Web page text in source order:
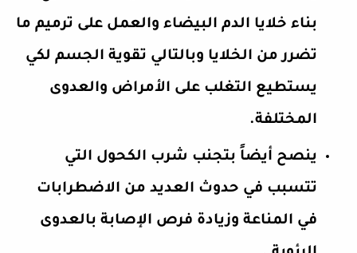
بناء خلايا الدم البيضاء والعمل على ترميم ما
تضرر من الخلايا وبالتالي تقوية الجسم لكي
يستطيع التغلب على الأمراض والعدوى
المختلفة.
ينصح أيضاً بتجنب شرب الكحول التي
تتسبب في حدوث العديد من الاضطرابات
في المناعة وزيادة فرص الإصابة بالعدوى